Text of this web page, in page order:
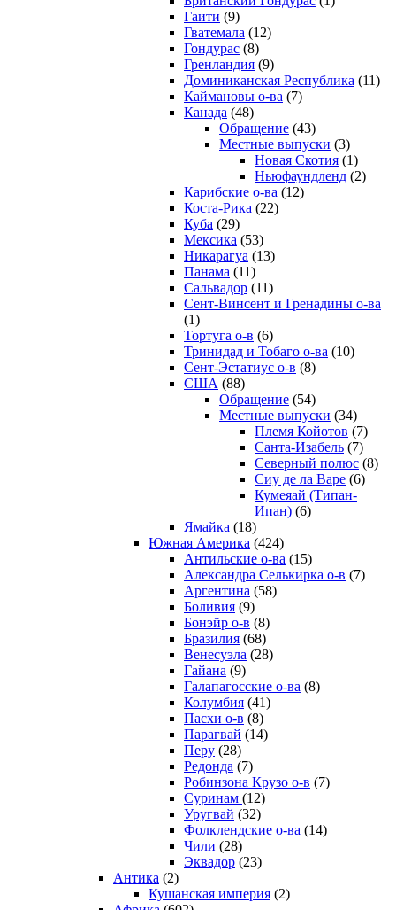
Гаити (9)
Гватемала (12)
Гондурас (8)
Гренландия (9)
Доминиканская Республика (11)
Каймановы о-ва (7)
Канада (48)
Обращение (43)
Местные выпуски (3)
Новая Скотия (1)
Ньюфаундленд (2)
Карибские о-ва (12)
Коста-Рика (22)
Куба (29)
Мексика (53)
Никарагуа (13)
Панама (11)
Сальвадор (11)
Сент-Винсент и Гренадины о-ва
(1)
Тортуга о-в (6)
Тринидад и Тобаго о-ва (10)
Сент-Эстатиус о-в (8)
США (88)
Обращение (54)
Местные выпуски (34)
Племя Койотов (7)
Санта-Изабель (7)
Северный полюс (8)
Сиу де ла Варе (6)
Кумеяай (Типан-
Ипан) (6)
Ямайка (18)
Южная Америка (424)
Антильские о-ва (15)
Александра Селькирка о-в (7)
Аргентина (58)
Боливия (9)
Бонэйр о-в (8)
Бразилия (68)
Венесуэла (28)
Гайана (9)
Галапагосские о-ва (8)
Колумбия (41)
Пасхи о-в (8)
Парагвай (14)
Перу (28)
Редонда (7)
Робинзона Крузо о-в (7)
Суринам (12)
Уругвай (32)
Фолклендские о-ва (14)
Чили (28)
Эквадор (23)
Антика (2)
Кушанская империя (2)